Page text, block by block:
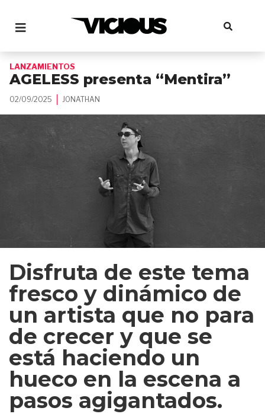
LANZAMIENTOS
AGELESS presenta “Mentira”
02/09/2025 JONATHAN
Disfruta de este tema
fresco y dinámico de
un artista que no para
de crecer y que se
está haciendo un
hueco en la escena a
pasos agigantados.